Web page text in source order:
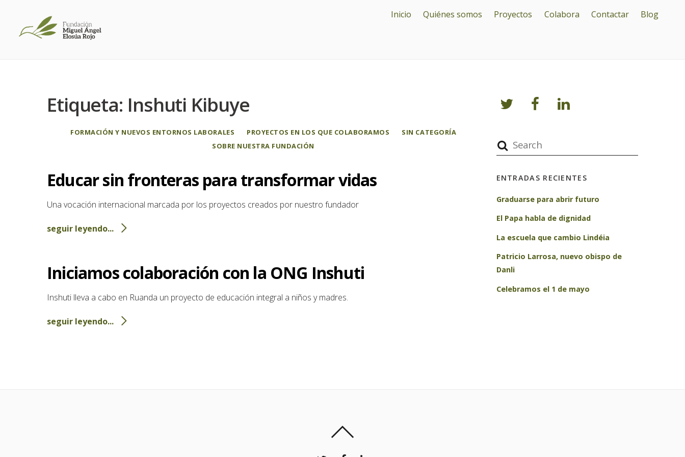
Inicio Quiénes somos Proyectos Colabora Contactar Blog
Etiqueta: Inshuti Kibuye
FORMACIÓN Y NUEVOS ENTORNOS LABORALES PROYECTOS EN LOS QUE COLABORAMOS
SIN CATEGORÍA
SOBRE NUESTRA FUNDACIÓN
Educar sin fronteras para transformar vidas
Una vocación internacional marcada por los proyectos creados por nuestro fundador
seguir leyendo...
Iniciamos colaboración con la ONG Inshuti
Inshuti lleva a cabo en Ruanda un proyecto de educación integral a niños y madres.
seguir leyendo...
ENTRADAS RECIENTES
Graduarse para abrir futuro
El Papa habla de dignidad
La escuela que cambio Lindéia
Patricio Larrosa, nuevo obispo de
Danli
Celebramos el 1 de mayo